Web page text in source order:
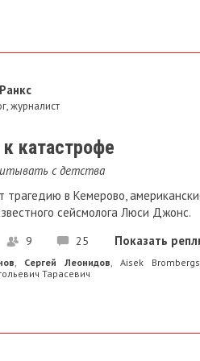
журналист
катастрофе
с детства
трагедию в Кемерово,
сейсмолога Люси Джонс.
9 25 Показать
, Сергей Леонидов, Aisek Brombergs
Тарасевич